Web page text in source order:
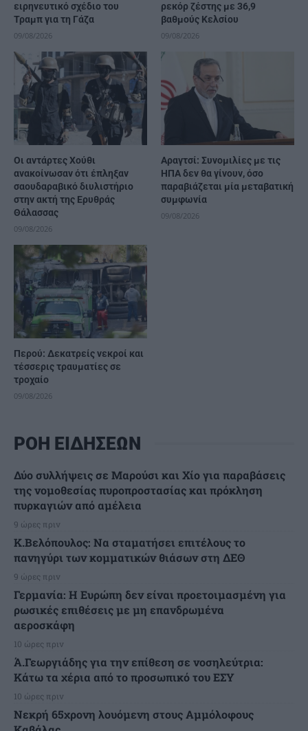
ειρηνευτικό σχέδιο του
Τραμπ για τη Γάζα
09/08/2026
ρεκόρ ζέστης με 36,9
βαθμούς Κελσίου
09/08/2026
Οι αντάρτες Χούθι
ανακοίνωσαν ότι έπληξαν
σαουδαραβικό διυλιστήριο
στην ακτή της Ερυθράς
Θάλασσας
09/08/2026
Αραγτσί: Συνομιλίες με τις
ΗΠΑ δεν θα γίνουν, όσο
παραβιάζεται μία μεταβατική
συμφωνία
09/08/2026
Περού: Δεκατρείς νεκροί και
τέσσερις τραυματίες σε
τροχαίο
09/08/2026
ΡΟΗ ΕΙΔΗΣΕΩΝ
Δύο συλλήψεις σε Μαρούσι και Χίο για παραβάσεις
της νομοθεσίας πυροπροστασίας και πρόκληση
πυρκαγιών από αμέλεια
9 ώρες πριν
Κ.Βελόπουλος: Να σταματήσει επιτέλους το
πανηγύρι των κομματικών θιάσων στη ΔΕΘ
9 ώρες πριν
Γερμανία: Η Ευρώπη δεν είναι προετοιμασμένη για
ρωσικές επιθέσεις με μη επανδρωμένα
αεροσκάφη
10 ώρες πριν
Ά.Γεωργιάδης για την επίθεση σε νοσηλεύτρια:
Κάτω τα χέρια από το προσωπικό του ΕΣΥ
10 ώρες πριν
Νεκρή 65χρονη λουόμενη στους Αμμόλοφους